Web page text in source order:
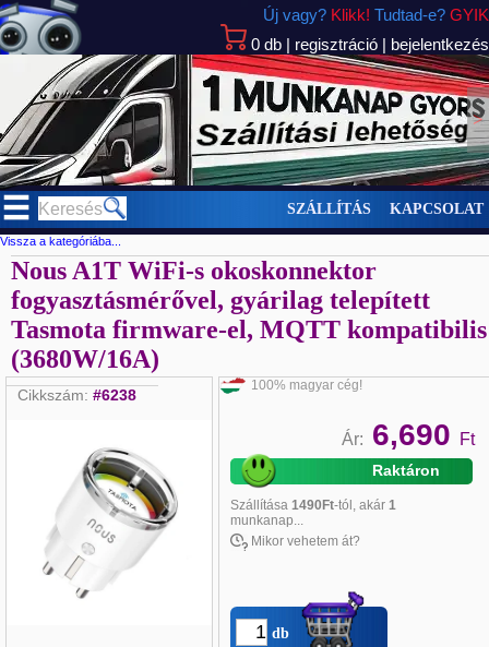
0 db | regisztráció | bejelentkezés
Új vagy? Klikk! Tudtad-e? GYIK
>
SZÁLLÍTÁS KAPCSOLAT
Vissza a kategóriába...
Nous A1T WiFi-s okoskonnektor
fogyasztásmérővel, gyárilag telepített
Tasmota firmware-el, MQTT kompatibilis
(3680W/16A)
Cikkszám: #6238
100% magyar cég!
Ár: 6,690 Ft
Raktáron
Szállítása1490Ft-tól, akár1
munkanap...
Mikor vehetem át?
db